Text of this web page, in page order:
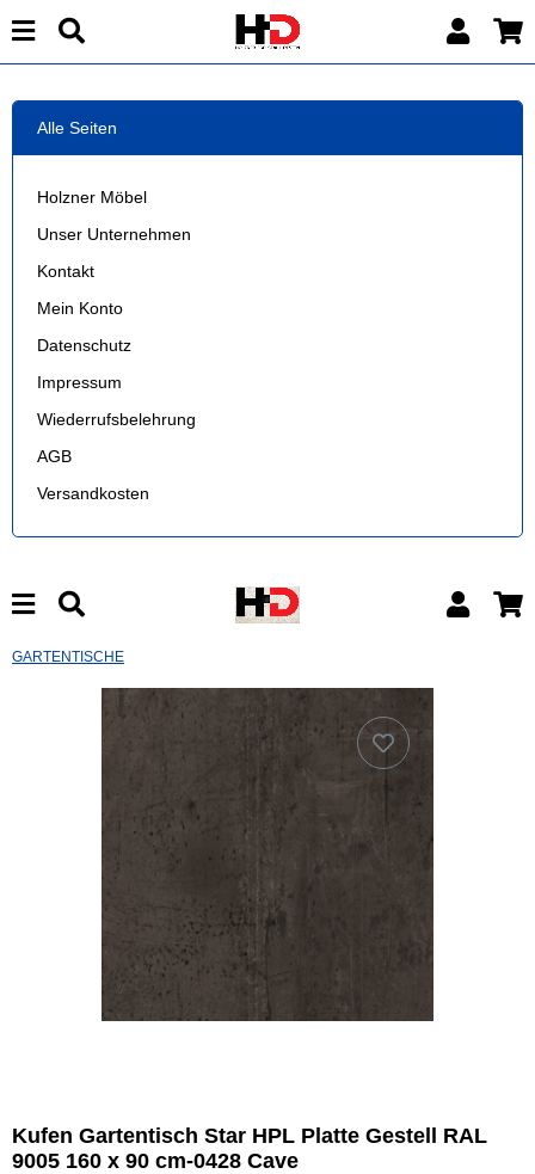
Alle Seiten
Holzner Möbel
Unser Unternehmen
Kontakt
Mein Konto
Datenschutz
Impressum
Wiederrufsbelehrung
AGB
Versandkosten
GARTENTISCHE
Kufen Gartentisch Star HPL Platte Gestell RAL
9005 160 x 90 cm-0428 Cave